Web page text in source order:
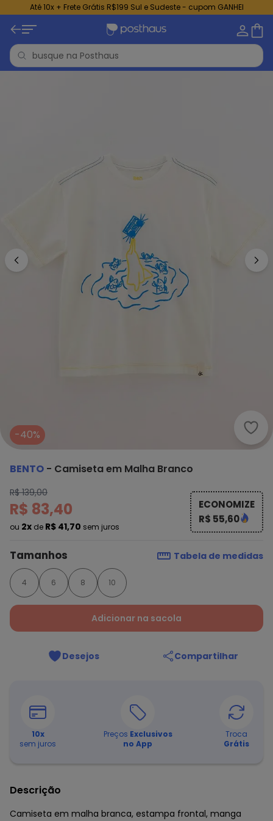
Até 10x + Frete Grátis R$199 Sul e Sudeste - cupom GANHEI
-40%
BENTO - Camiseta em Malha Branco
R$ 139,00
R$ 83,40
ou 2x de R$ 41,70 sem juros
ECONOMIZE
R$ 55,60
Tamanhos Tabela de medidas
4 6 8 10
Adicionar na sacola
Desejos Compartilhar
10x
sem juros
Preços Exclusivos
no App
Troca
Grátis
Descrição
Camiseta em malha branca, estampa frontal, manga